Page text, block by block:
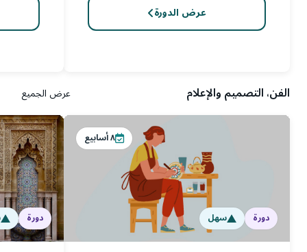
عرض الدورة
الفن، التصميم والإعلام عرض الجميع
٨أسابيع
دورة سهل دورة